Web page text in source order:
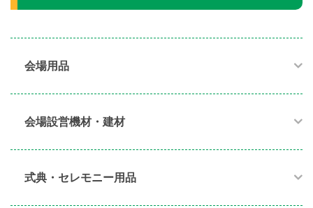
会場用品
会場設営機材・建材
式典・セレモニー用品